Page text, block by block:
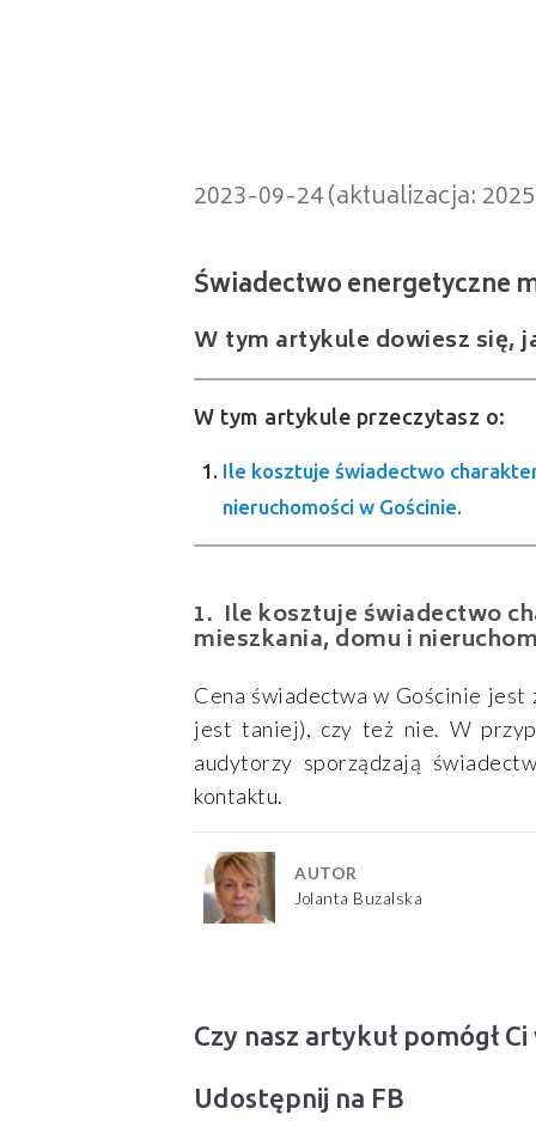
2023-09-24 (aktualizacja:
W tym artykule dowiesz się,
W tym artykule przeczytasz o:
Ile kosztuje świadectwo
nieruchomości w Gościnie.
Ile kosztuje świadectwo
mieszkania, domu i
Cena świadectwa w Gościnie jest
jest taniej), czy też nie. W
audytorzy sporządzają
kontaktu.
AUTOR
Jolanta Buzalska
Czy nasz artykuł pomógł
Udostępnij na FB